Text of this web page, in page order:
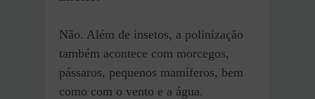
Não. Além de insetos, a polinização
também acontece com morcegos,
pássaros, pequenos mamíferos, bem
como com o vento e a água.